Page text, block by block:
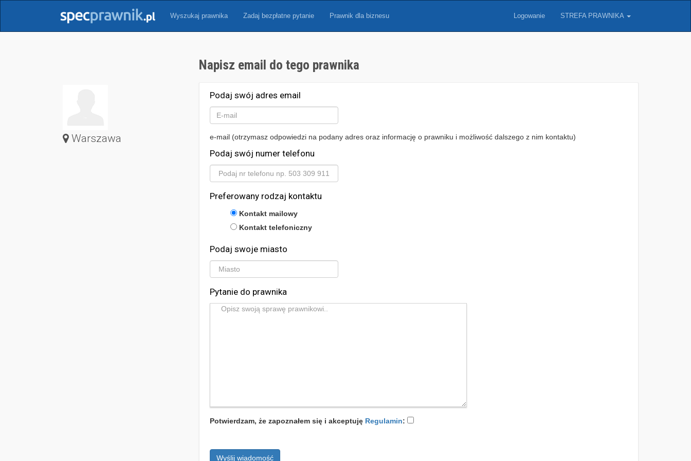
Wyszukaj prawnika Zadaj bezpłatne pytanie Prawnik dla biznesu Logowanie STREFA PRAWNIKA
Napisz email do tego prawnika
Warszawa
Podaj swój adres email
e-mail (otrzymasz odpowiedzi na podany adres oraz informację o prawniku i możliwość dalszego z nim kontaktu)
Podaj swój numer telefonu
Preferowany rodzaj kontaktu
Kontakt mailowy
Kontakt telefoniczny
Podaj swoje miasto
Pytanie do prawnika
Potwierdzam, że zapoznałem się i akceptuję Regulamin:
Wyślij wiadomość